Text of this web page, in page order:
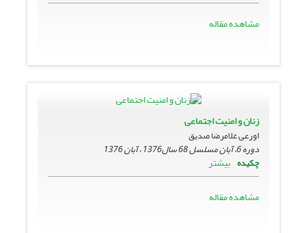
مشاهده مقاله
زنان و امنیت اجتماعى
اورعی غلامرضا صدیق
دوره 6، آبان مسلسل 68 سال1376 ، آبان 1376
چکیده بیشتر
مشاهده مقاله